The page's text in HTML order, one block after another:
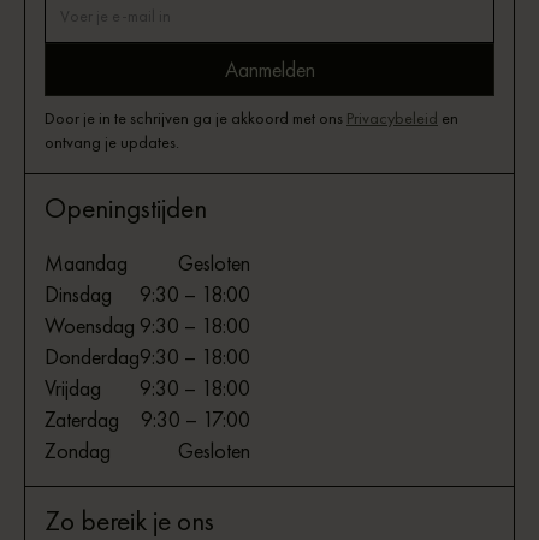
Door je in te schrijven ga je akkoord met ons Privacybeleid en
ontvang je updates.
Openingstijden
Maandag
Gesloten
Dinsdag
9:30 – 18:00
Woensdag 9:30 – 18:00
Donderdag9:30 – 18:00
Vrijdag
9:30 – 18:00
Zaterdag
9:30 – 17:00
Zondag
Gesloten
Zo bereik je ons